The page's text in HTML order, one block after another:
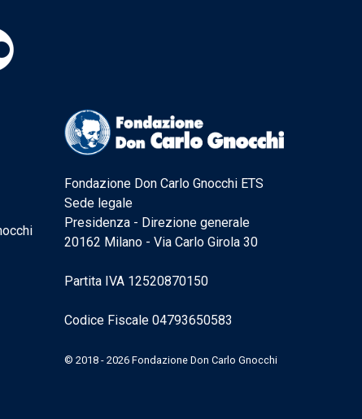
Fondazione Don Carlo Gnocchi ETS
Sede legale
Presidenza - Direzione generale
20162 Milano - Via Carlo Girola 30
Partita IVA 12520870150
Codice Fiscale 04793650583
© 2018 - 2026 Fondazione Don Carlo Gnocchi